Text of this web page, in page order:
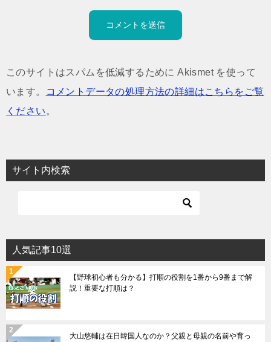
このサイトはスパムを低減するために Akismet を使って
います。
コメントデータの処理方法の詳細はこちらをご覧
ください 。
サイト内検索
人気記事10選
【野球初心者も分かる】打順の役割を1番から9番まで解
説！重要な打順は？
大山悠輔は在日韓国人なのか？父親と母親の名前や育っ